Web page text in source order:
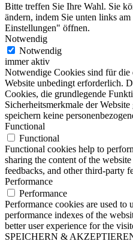
Bitte treffen Sie Ihre Wahl. Sie
ändern, indem Sie unten links
Einstellungen" öffnen.
Notwendig
Notwendig
immer aktiv
Notwendige Cookies sind für die
Website unbedingt erforderlich.
Cookies, die grundlegende
Sicherheitsmerkmale der
speichern keine
Functional
Functional
Functional cookies help to
sharing the content of the
feedbacks, and other third-party
Performance
Performance
Performance cookies are used to
performance indexes of the
better user experience for the
SPEICHERN &